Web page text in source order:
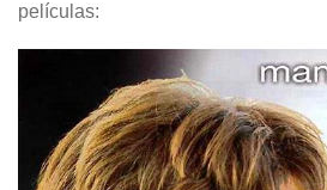
películas: